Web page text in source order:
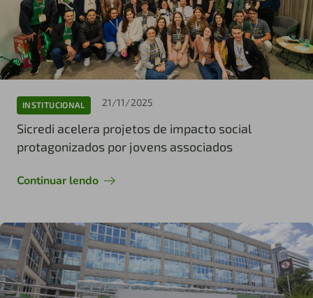
INSTITUCIONAL 21/11/2025
Sicredi acelera projetos de impacto social
protagonizados por jovens associados
Continuar lendo